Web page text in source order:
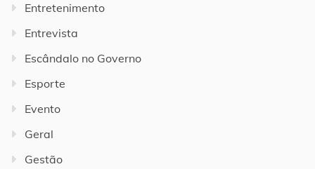
Entretenimento
Entrevista
Escândalo no Governo
Esporte
Evento
Geral
Gestão